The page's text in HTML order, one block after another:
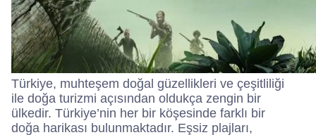
Türkiye, muhteşem doğal güzellikleri ve çeşitliliği
ile doğa turizmi açısından oldukça zengin bir
ülkedir. Türkiye’nin her bir köşesinde farklı bir
doğa harikası bulunmaktadır. Eşsiz plajları,